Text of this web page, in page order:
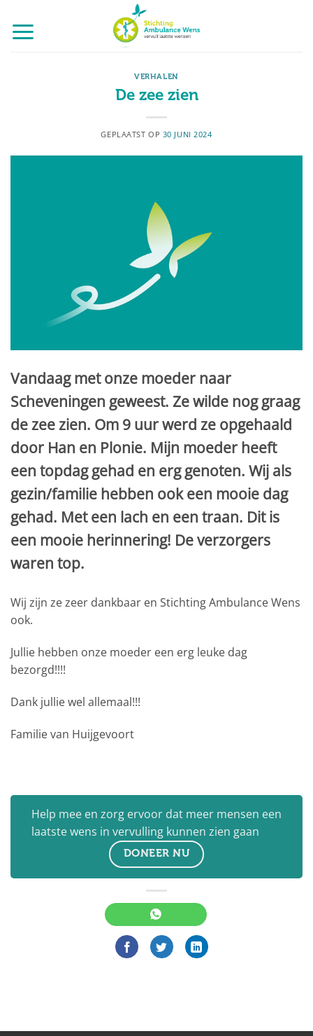
naar
inhoud
VERHALEN
De zee zien
GEPLAATST OP 30 JUNI 2024
Vandaag met onze moeder naar
Scheveningen geweest. Ze wilde nog graag
de zee zien. Om 9 uur werd ze opgehaald
door Han en Plonie. Mijn moeder heeft
een topdag gehad en erg genoten. Wij als
gezin/familie hebben ook een mooie dag
gehad. Met een lach en een traan. Dit is
een mooie herinnering! De verzorgers
waren top.
Wij zijn ze zeer dankbaar en Stichting Ambulance Wens
ook.
Jullie hebben onze moeder een erg leuke dag
bezorgd!!!!
Dank jullie wel allemaal!!!
Familie van Huijgevoort
Help mee en zorg ervoor dat meer mensen een
laatste wens in vervulling kunnen zien gaan
DONEER NU